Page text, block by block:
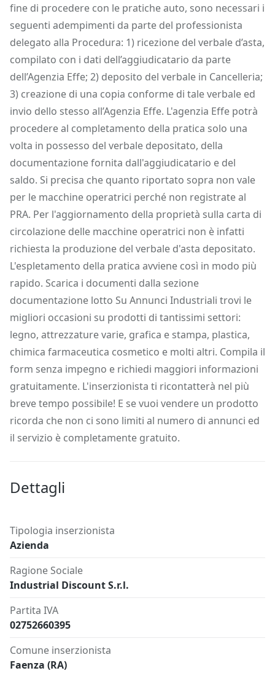
fine di procedere con le pratiche auto, sono necessari i
seguenti adempimenti da parte del professionista
delegato alla Procedura: 1) ricezione del verbale d’asta,
compilato con i dati dell’aggiudicatario da parte
dell’Agenzia Effe; 2) deposito del verbale in Cancelleria;
3) creazione di una copia conforme di tale verbale ed
invio dello stesso all’Agenzia Effe. L'agenzia Effe potrà
procedere al completamento della pratica solo una
volta in possesso del verbale depositato, della
documentazione fornita dall'aggiudicatario e del
saldo. Si precisa che quanto riportato sopra non vale
per le macchine operatrici perché non registrate al
PRA. Per l'aggiornamento della proprietà sulla carta di
circolazione delle macchine operatrici non è infatti
richiesta la produzione del verbale d'asta depositato.
L'espletamento della pratica avviene così in modo più
rapido. Scarica i documenti dalla sezione
documentazione lotto Su Annunci Industriali trovi le
migliori occasioni su prodotti di tantissimi settori:
legno, attrezzature varie, grafica e stampa, plastica,
chimica farmaceutica cosmetico e molti altri. Compila il
form senza impegno e richiedi maggiori informazioni
gratuitamente. L'inserzionista ti ricontatterà nel più
breve tempo possibile! E se vuoi vendere un prodotto
ricorda che non ci sono limiti al numero di annunci ed
il servizio è completamente gratuito.
Dettagli
Tipologia inserzionista
Azienda
Ragione Sociale
Industrial Discount S.r.l.
Partita IVA
02752660395
Comune inserzionista
Faenza (RA)